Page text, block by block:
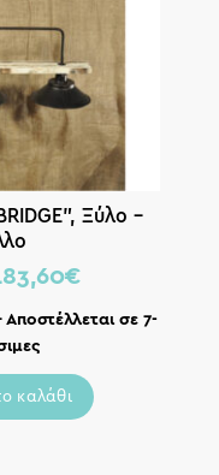
Ξύλο –
€
Αποστέλλεται σε 7-
καλάθι